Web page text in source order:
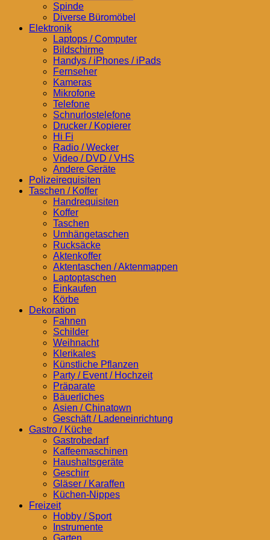
Spinde
Diverse Büromöbel
Elektronik
Laptops / Computer
Bildschirme
Handys / iPhones / iPads
Fernseher
Kameras
Mikrofone
Telefone
Schnurlostelefone
Drucker / Kopierer
Hi Fi
Radio / Wecker
Video / DVD / VHS
Andere Geräte
Polizeirequisiten
Taschen / Koffer
Handrequisiten
Koffer
Taschen
Umhängetaschen
Rucksäcke
Aktenkoffer
Aktentaschen / Aktenmappen
Laptoptaschen
Einkaufen
Körbe
Dekoration
Fahnen
Schilder
Weihnacht
Klerikales
Künstliche Pflanzen
Party / Event / Hochzeit
Präparate
Bäuerliches
Asien / Chinatown
Geschäft / Ladeneinrichtung
Gastro / Küche
Gastrobedarf
Kaffeemaschinen
Haushaltsgeräte
Geschirr
Gläser / Karaffen
Küchen-Nippes
Freizeit
Hobby / Sport
Instrumente
Garten